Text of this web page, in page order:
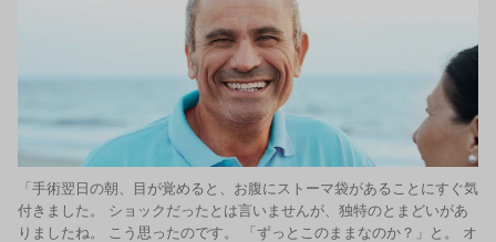
「手術翌日の朝、目が覚めると、お腹にストーマ袋があることにすぐ気
付きました。 ショックだったとは言いませんが、独特のとまどいがあ
りましたね。 こう思ったのです。 「ずっとこのままなのか？」と。 オ